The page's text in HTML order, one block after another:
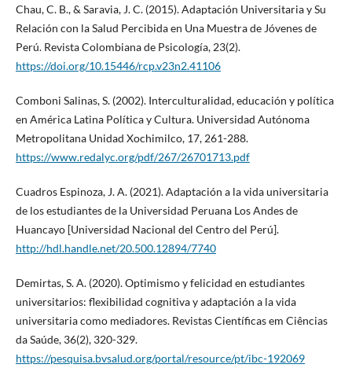
Chau, C. B., & Saravia, J. C. (2015). Adaptación Universitaria y Su
Relación con la Salud Percibida en Una Muestra de Jóvenes de
Perú. Revista Colombiana de Psicología, 23(2).
https://doi.org/10.15446/rcp.v23n2.41106
Comboni Salinas, S. (2002). Interculturalidad, educación y política
en América Latina Política y Cultura. Universidad Autónoma
Metropolitana Unidad Xochimilco, 17, 261-288.
https://www.redalyc.org/pdf/267/26701713.pdf
Cuadros Espinoza, J. A. (2021). Adaptación a la vida universitaria
de los estudiantes de la Universidad Peruana Los Andes de
Huancayo [Universidad Nacional del Centro del Perú].
http://hdl.handle.net/20.500.12894/7740
Demirtas, S. A. (2020). Optimismo y felicidad en estudiantes
universitarios: flexibilidad cognitiva y adaptación a la vida
universitaria como mediadores. Revistas Científicas em Ciências
da Saúde, 36(2), 320-329.
https://pesquisa.bvsalud.org/portal/resource/pt/ibc-192069